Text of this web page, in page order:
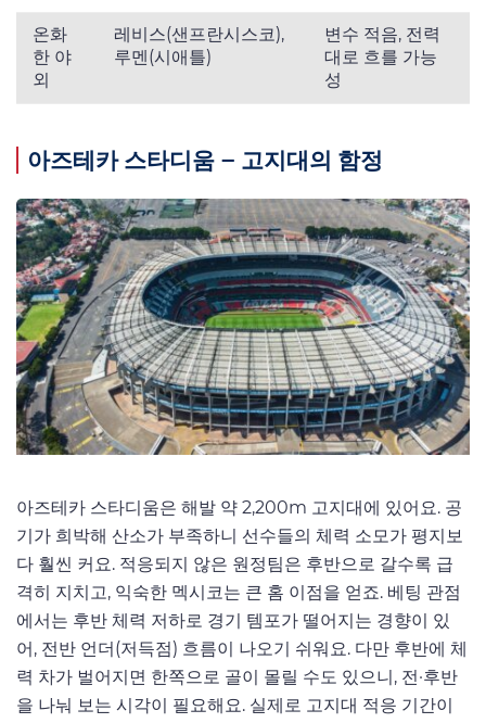
온화
한 야
외
레비스(샌프란시스코),
루멘(시애틀)
변수 적음, 전력
대로 흐를 가능
성
아즈테카 스타디움 – 고지대의 함정
아즈테카 스타디움은 해발 약 2,200m 고지대에 있어요. 공
기가 희박해 산소가 부족하니 선수들의 체력 소모가 평지보
다 훨씬 커요. 적응되지 않은 원정팀은 후반으로 갈수록 급
격히 지치고, 익숙한 멕시코는 큰 홈 이점을 얻죠. 베팅 관점
에서는 후반 체력 저하로 경기 템포가 떨어지는 경향이 있
어, 전반 언더(저득점) 흐름이 나오기 쉬워요. 다만 후반에 체
력 차가 벌어지면 한쪽으로 골이 몰릴 수도 있으니, 전·후반
을 나눠 보는 시각이 필요해요. 실제로 고지대 적응 기간이